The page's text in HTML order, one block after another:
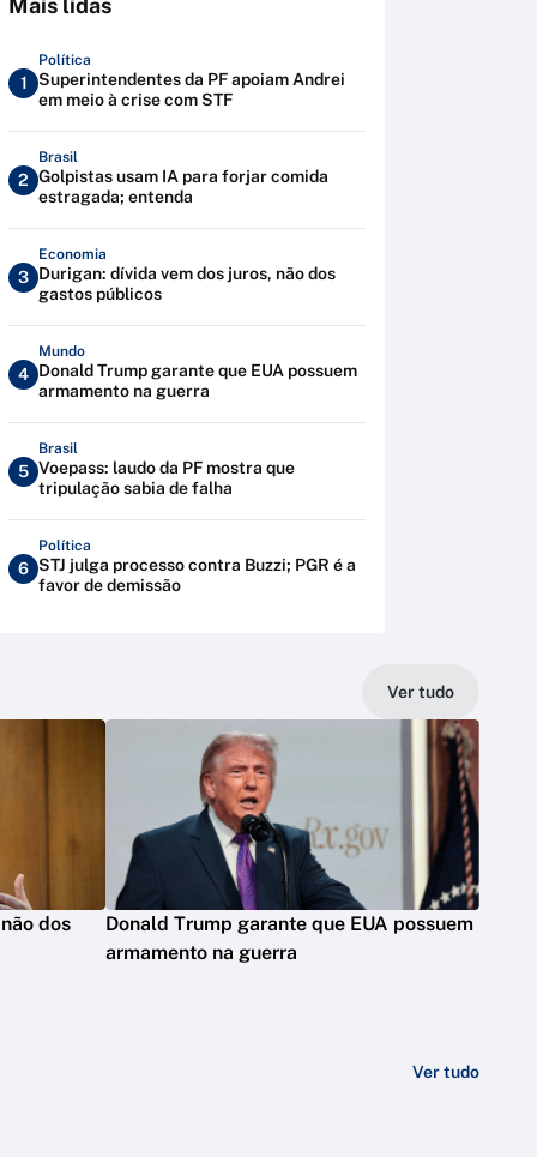
Mais lidas
1
Política
Superintendentes da PF apoiam Andrei
em meio à crise com STF
2
Brasil
Golpistas usam IA para forjar comida
estragada; entenda
3
Economia
Durigan: dívida vem dos juros, não dos
gastos públicos
4
Mundo
Donald Trump garante que EUA possuem
armamento na guerra
5
Brasil
Voepass: laudo da PF mostra que
tripulação sabia de falha
6
Política
STJ julga processo contra Buzzi; PGR é a
favor de demissão
Ver tudo
dos
Donald Trump garante que EUA possuem
armamento na guerra
Ver tudo